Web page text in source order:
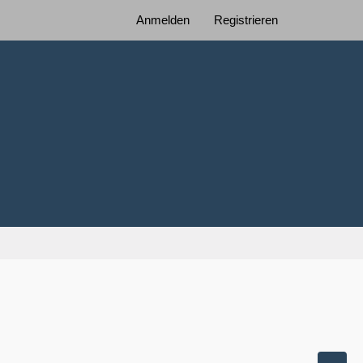
Anmelden Registrieren